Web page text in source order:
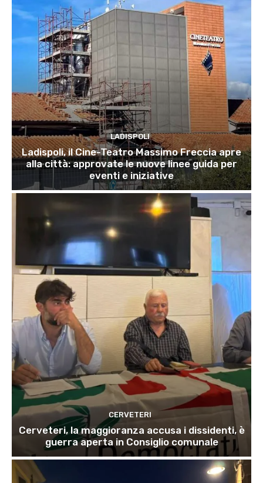
LADISPOLI
Ladispoli, il Cine-Teatro Massimo Freccia apre
alla città: approvate le nuove linee guida per
eventi e iniziative
CERVETERI
Cerveteri, la maggioranza accusa i dissidenti, è
guerra aperta in Consiglio comunale